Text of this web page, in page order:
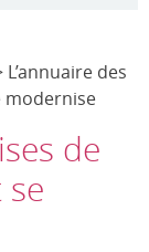
L’annuaire des
modernise
de
se